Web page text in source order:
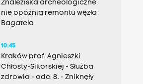
Znaleziska archeologiczne
nie opóźnią remontu węzła
Bagatela
10:45
Kraków prof. Agnieszki
Chłosty-Sikorskiej - Służba
zdrowia - odc. 8. - Zniknęły